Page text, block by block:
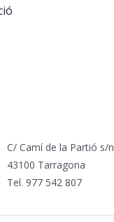
C/ Camí de la Partió s/n
43100 Tarragona
Tel. 977 542 807